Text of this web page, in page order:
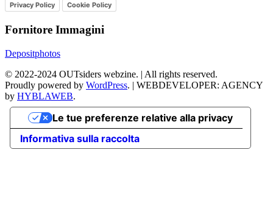
Privacy Policy Cookie Policy
Fornitore Immagini
Depositphotos
© 2022-2024 OUTsiders webzine. | All rights reserved.
Proudly powered by WordPress. | WEBDEVELOPER: AGENCY
by HYBLAWEB.
Informativa sulla raccolta
Le tue preferenze relative alla privacy